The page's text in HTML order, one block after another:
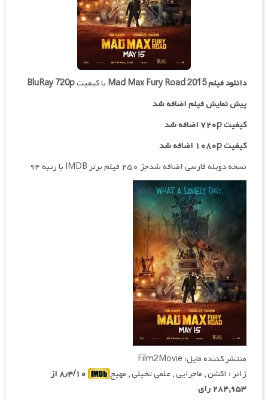
دانلود فیلمMad Max Fury Road 2015 با کیفیتBluRay 720p
پیش نمایش فیلم اضافه شد
کیفیت ۷۲۰p اضافه شد
کیفیت ۱۰۸۰p اضافه شد
نسخه دوبله فارسی اضافه شدجز ۲۵۰ فیلم برتر IMDB با رتبه ۹۴
منتشر کننده فایل: Film2Movie
ژانر : اکشن , ماجرایی , علمی تخیلی , مهیج
۸٫۴/۱۰ از
۲۸۴,۹۵۳ رای